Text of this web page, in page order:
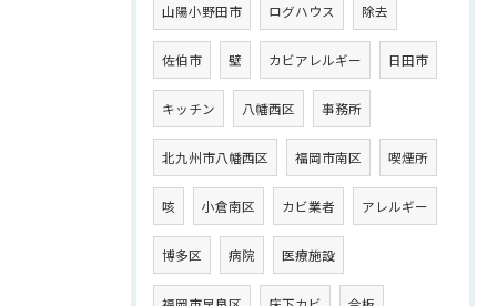
山陽小野田市 ログハウス 除去
佐伯市 壁 カビアレルギー 日田市
キッチン 八幡西区 事務所
北九州市八幡西区 福岡市南区 喫煙所
咳 小倉南区 カビ業者 アレルギー
博多区 病院 医療施設